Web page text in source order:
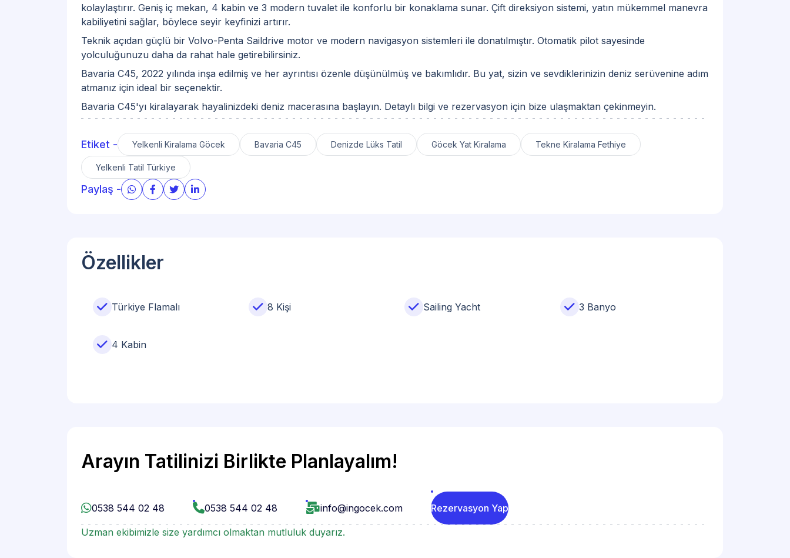
kolaylaştırır. Geniş iç mekan, 4 kabin ve 3 modern tuvalet ile konforlu bir konaklama sunar. Çift direksiyon sistemi, yatın mükemmel manevra
kabiliyetini sağlar, böylece seyir keyfinizi artırır.
Teknik açıdan güçlü bir Volvo-Penta Saildrive motor ve modern navigasyon sistemleri ile donatılmıştır. Otomatik pilot sayesinde
yolculuğunuzu daha da rahat hale getirebilirsiniz.
Bavaria C45, 2022 yılında inşa edilmiş ve her ayrıntısı özenle düşünülmüş ve bakımlıdır. Bu yat, sizin ve sevdiklerinizin deniz serüvenine adım
atmanız için ideal bir seçenektir.
Bavaria C45'yı kiralayarak hayalinizdeki deniz macerasına başlayın. Detaylı bilgi ve rezervasyon için bize ulaşmaktan çekinmeyin.
Etiket - Yelkenli Kiralama Göcek Bavaria C45 Denizde Lüks Tatil Göcek Yat Kiralama Tekne Kiralama Fethiye
Yelkenli Tatil Türkiye
Paylaş -
Özellikler
Türkiye Flamalı 8 Kişi Sailing Yacht 3 Banyo
4 Kabin
Arayın Tatilinizi Birlikte Planlayalım!
0538 544 02 48 0538 544 02 48 info@ingocek.com Rezervasyon Yap
Uzman ekibimizle size yardımcı olmaktan mutluluk duyarız.